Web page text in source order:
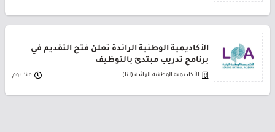
الأكاديمية الوطنية الرائدة تعلن فتح التقديم في
برنامج تدريب مبتدئ بالتوظيف
الأكاديمية الوطنية الرائدة (لنا) منذ يوم